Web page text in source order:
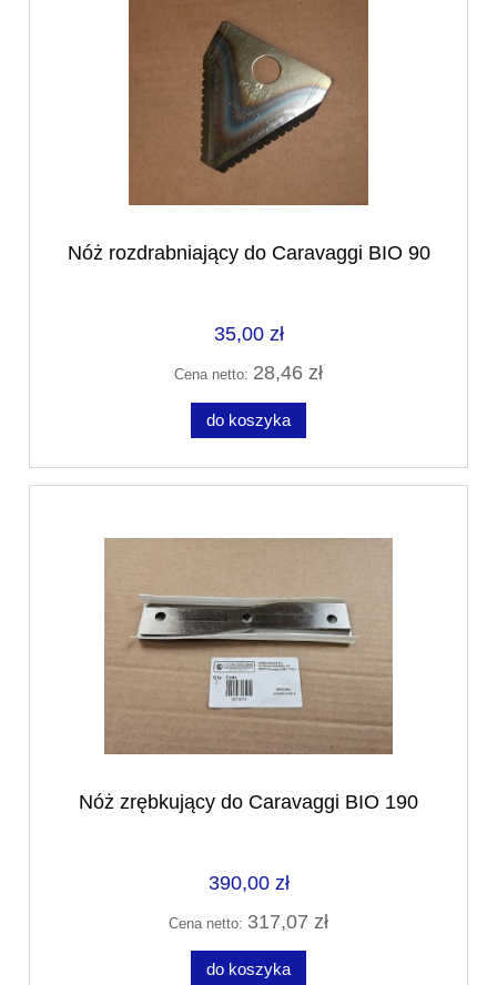
Nóż rozdrabniający do Caravaggi BIO 90
35,00 zł
Cena netto: 28,46 zł
do koszyka
Nóż zrębkujący do Caravaggi BIO 190
390,00 zł
Cena netto: 317,07 zł
do koszyka